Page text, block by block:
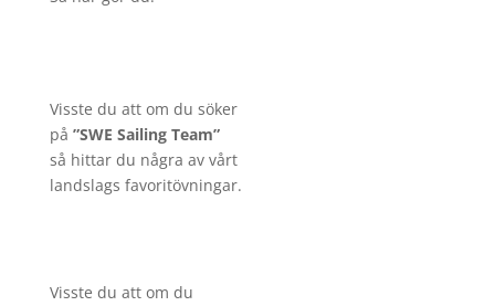
Visste du att om du söker
på ”SWE Sailing Team”
så hittar du några av vårt
landslags favoritövningar.
Visste du att om du